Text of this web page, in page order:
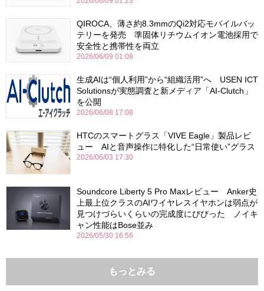
QIROCA、薄さ約8.3mmのQi2対応モバイルバッ
テリーを発売 準固体リチウムイオン電池採用で
安全性と携帯性を両立
2026/06/09 01:08
生成AIは“個人利用”から“組織活用”へ USEN ICT
Solutionsが実態調査と新メディア「AI-Clutch」
を公開
2026/06/08 17:08
HTCのスマートグラス「VIVE Eagle」製品レビ
ュー AIと音声操作に特化した“日常使い”グラス
2026/06/03 17:30
Soundcore Liberty 5 Pro Maxレビュー Anker史
上最上位クラスのAIワイヤレスイヤホンは弱点が
見つけづらいくらいの完成度にびびった ノイキ
ャン性能はBose並み
2026/05/30 16:56
もっとみる